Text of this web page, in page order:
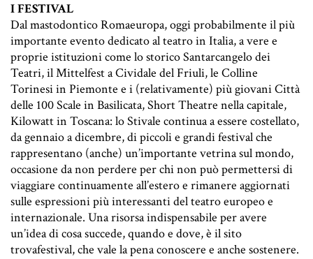
I FESTIVAL
Dal mastodonticoRomaeuropa, oggi probabilmente il più
importante evento dedicato al teatro in Italia, a vere e
proprie istituzioni come lo storicoSantarcangelo dei
Teatri, ilMittelfesta Cividale del Friuli, le Colline
Torinesiin Piemonte e i (relativamente) più giovaniCittà
delle 100 Scale in Basilicata,Short Theatre nella capitale,
Kilowattin Toscana: lo Stivale continua a essere costellato,
da gennaio a dicembre, di piccoli e grandi festival che
rappresentano (anche) un’importante vetrina sul mondo,
occasione da non perdere per chi non può permettersi di
viaggiare continuamente all’estero e rimanere aggiornati
sulle espressioni più interessanti del teatro europeo e
internazionale. Una risorsa indispensabile per avere
un’idea di cosa succede, quando e dove, è il sito
trovafestival, che vale la pena conoscere e anche sostenere.